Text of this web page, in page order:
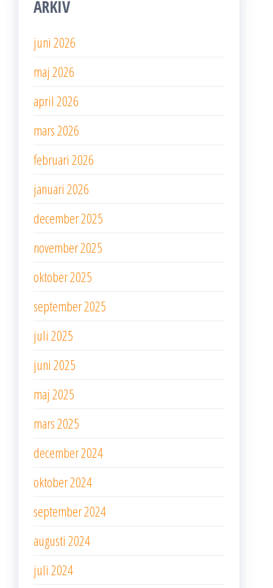
ARKIV
juni 2026
maj 2026
april 2026
mars 2026
februari 2026
januari 2026
december 2025
november 2025
oktober 2025
september 2025
juli 2025
juni 2025
maj 2025
mars 2025
december 2024
oktober 2024
september 2024
augusti 2024
juli 2024